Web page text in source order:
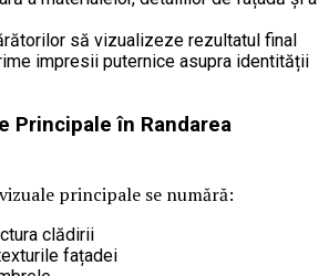
să vizualizeze rezultatul final
impresii puternice asupra identității
Principale în Randarea
principale se numără:
clădirii
fațadei